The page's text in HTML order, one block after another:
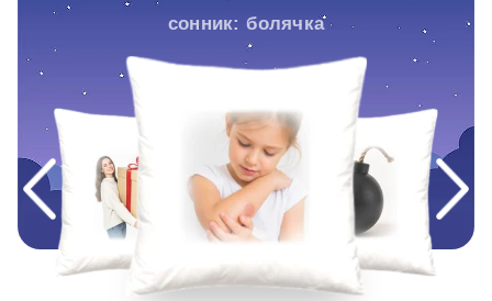
сонник: болячка